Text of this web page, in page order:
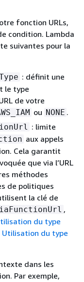
fonction URLs,
condition. Lambda
suivantes pour la
: définit une
le type
de votre
ou NONE .
: limite
aux appels
Cela garantit
que via l’URL
méthodes
de politiques
la clé de
,
du type
Utilisation du type
dans les
Par exemple,